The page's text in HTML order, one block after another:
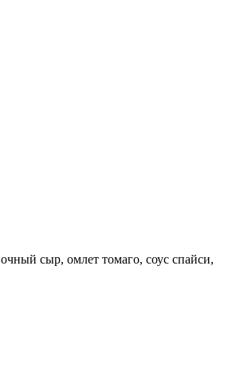
сыр, омлет томаго, соус спайси,